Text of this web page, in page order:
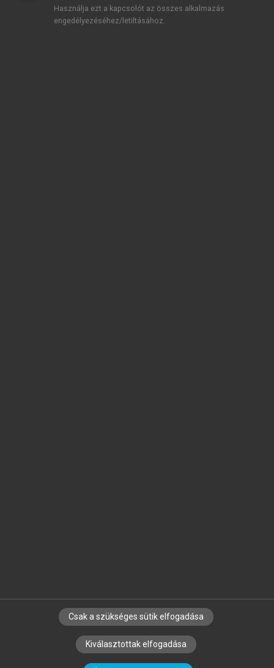
SZERZŐKNEK CÉGEKNEK KÖNYVTÁROSOKNAK
SZERKESZTÉSI ÉS LEKTORÁLÁSI ALAPELVEK
Használja ezt a kapcsolót az összes alkalmazás
engedélyezéséhez/letiltásához.
Csak a szükséges sütik elfogadása
Kiválasztottak elfogadása